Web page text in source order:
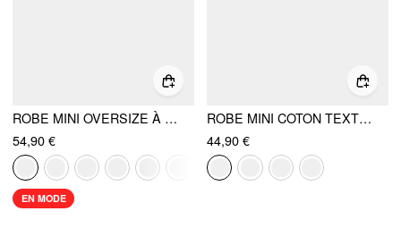
ROBE MINI OVERSIZE À SEQUINS, COL V, DOS NU, VOLANTS, AVEC FOULARD
54,90 €
EN MODE
ROBE MINI COTON TEXTURÉ COL CARRÉ BORD DENTELLE COUPE A
44,90 €